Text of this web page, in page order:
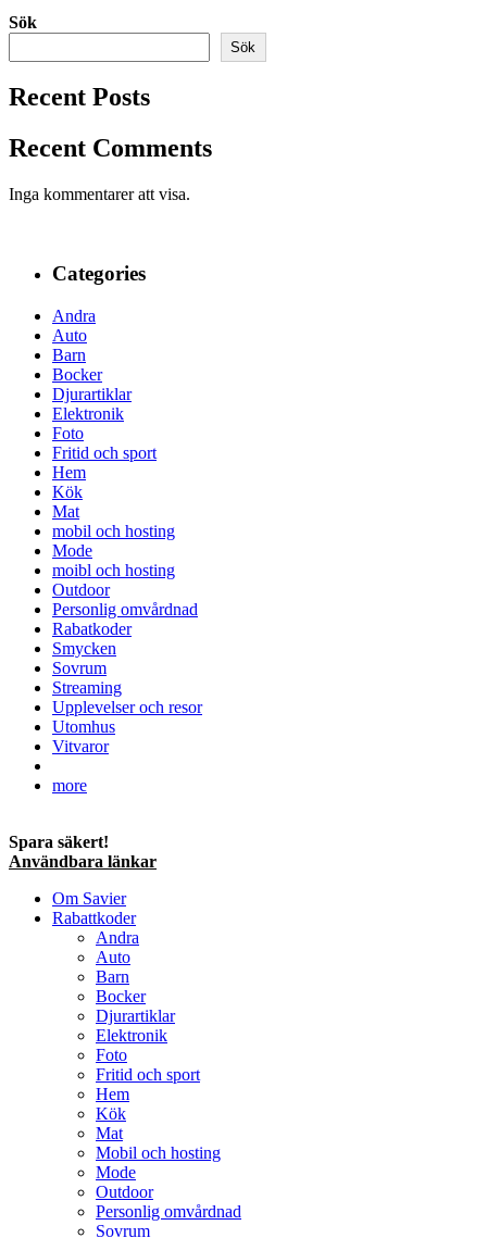
Sök
Sök
Recent Posts
Recent Comments
Inga kommentarer att visa.
Categories
Andra
Auto
Barn
Bocker
Djurartiklar
Elektronik
Foto
Fritid och sport
Hem
Kök
Mat
mobil och hosting
Mode
moibl och hosting
Outdoor
Personlig omvårdnad
Rabatkoder
Smycken
Sovrum
Streaming
Upplevelser och resor
Utomhus
Vitvaror
more
Spara säkert!
Användbara länkar
Om Savier
Rabattkoder
Andra
Auto
Barn
Bocker
Djurartiklar
Elektronik
Foto
Fritid och sport
Hem
Kök
Mat
Mobil och hosting
Mode
Outdoor
Personlig omvårdnad
Sovrum